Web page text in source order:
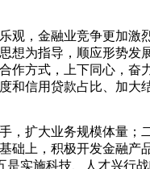
观，金融业竞争更加激
想为指导，顺应形势发
作方式，上下同心，奋
和信用贷款占比、加大
，扩大业务规模体量；
础上，积极开发金融产
实施科技、人才兴行